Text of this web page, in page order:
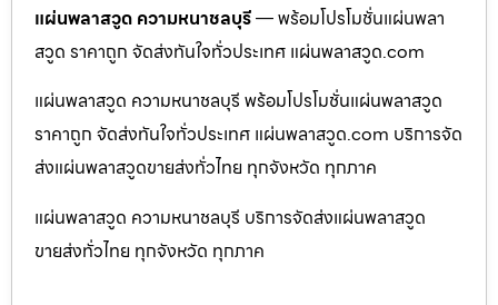
แผ่นพลาสวูด ความหนาชลบุรี— พร้อมโปรโมชั่นแผ่นพลา
สวูด ราคาถูก จัดส่งทันใจทั่วประเทศ แผ่นพลาสวูด.com
แผ่นพลาสวูด ความหนาชลบุรี พร้อมโปรโมชั่นแผ่นพลาสวูด
ราคาถูก จัดส่งทันใจทั่วประเทศ แผ่นพลาสวูด.com บริการจัด
ส่งแผ่นพลาสวูดขายส่งทั่วไทย ทุกจังหวัด ทุกภาค
แผ่นพลาสวูด ความหนาชลบุรี บริการจัดส่งแผ่นพลาสวูด
ขายส่งทั่วไทย ทุกจังหวัด ทุกภาค